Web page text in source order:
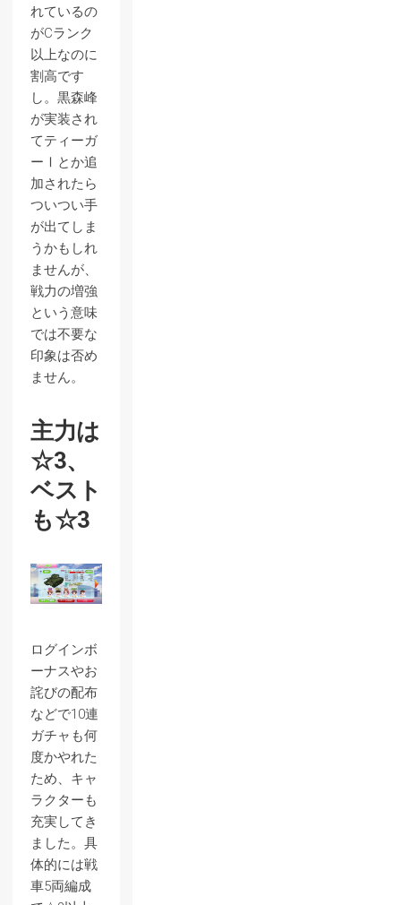
れているの
がCランク
以上なのに
割高です
し。黒森峰
が実装され
てティーガ
ーⅠとか追
加されたら
ついつい手
が出てしま
うかもしれ
ませんが、
戦力の増強
という意味
では不要な
印象は否め
ません。
主力は
☆3、
ベスト
も☆3
ログインボ
ーナスやお
詫びの配布
などで10連
ガチャも何
度かやれた
ため、キャ
ラクターも
充実してき
ました。具
体的には戦
車5両編成